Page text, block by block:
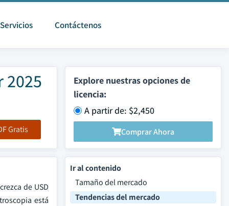
Contáctenos
2025
Gratis
Explore nuestras opciones de
licencia:
A partir de: $2,450
Comprar Ahora
de USD
está
Ir al contenido
Tamaño del mercado
Tendencias del mercado